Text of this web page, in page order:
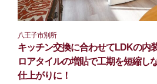
八王子市別所
キッチン交換に合わせてLDKの内
ロアタイルの増貼で工期を短縮し
仕上がりに！